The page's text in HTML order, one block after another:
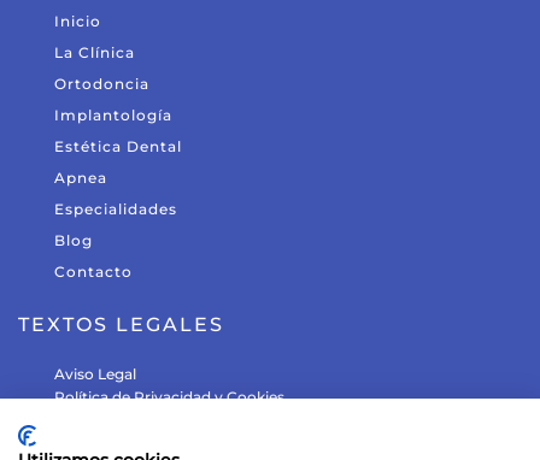
Inicio
La Clínica
Ortodoncia
Implantología
Estética Dental
Apnea
Especialidades
Blog
Contacto
TEXTOS LEGALES
Aviso Legal
Política de Privacidad y Cookies